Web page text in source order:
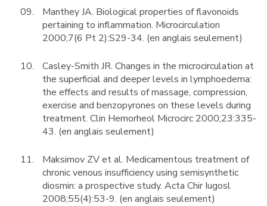
Manthey JA. Biological properties of flavonoids
pertaining to inflammation. Microcirculation
2000;7(6 Pt 2):S29-34. (en anglais seulement)
Casley-Smith JR. Changes in the microcirculation at
the superficial and deeper levels in lymphoedema:
the effects and results of massage, compression,
exercise and benzopyrones on these levels during
treatment. Clin Hemorheol Microcirc 2000;23:335-
43. (en anglais seulement)
Maksimov ZV et al. Medicamentous treatment of
chronic venous insufficiency using semisynthetic
diosmin: a prospective study. Acta Chir Iugosl
2008;55(4):53-9. (en anglais seulement)